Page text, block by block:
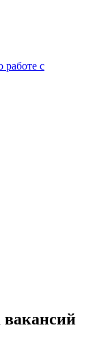
работе с